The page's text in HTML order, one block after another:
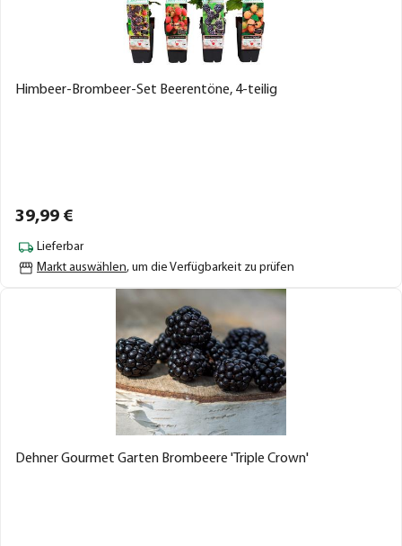
Himbeer-Brombeer-Set Beerentöne, 4-teilig
39,99 €
Lieferbar
Markt auswählen, um die Verfügbarkeit zu prüfen
Dehner Gourmet Garten Brombeere 'Triple Crown'